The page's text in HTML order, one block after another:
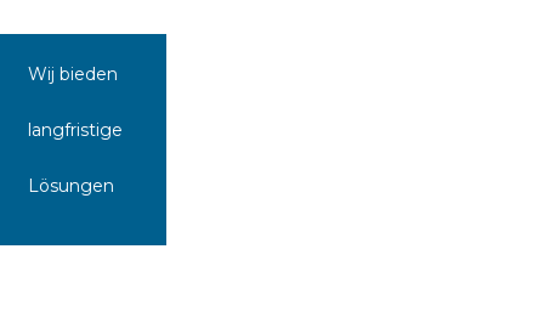
Wij bieden
langfristige
Lösungen